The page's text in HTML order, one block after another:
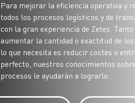
Para mejorar la eficiencia operativa y
todos los procesos logísticos y de
con la gran experiencia de Zetes.
aumentar la cantidad o exactitud de los
lo que necesita es reducir costes o
perfecto, nuestros conocimientos
procesos le ayudarán a lograrlo.